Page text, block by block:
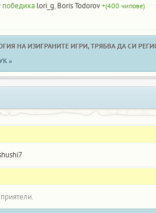
победиха lori_g, Boris Todorov +(400 чипове)
НА ИЗИГРАНИТЕ ИГРИ, ТРЯБВА ДА СИ
»